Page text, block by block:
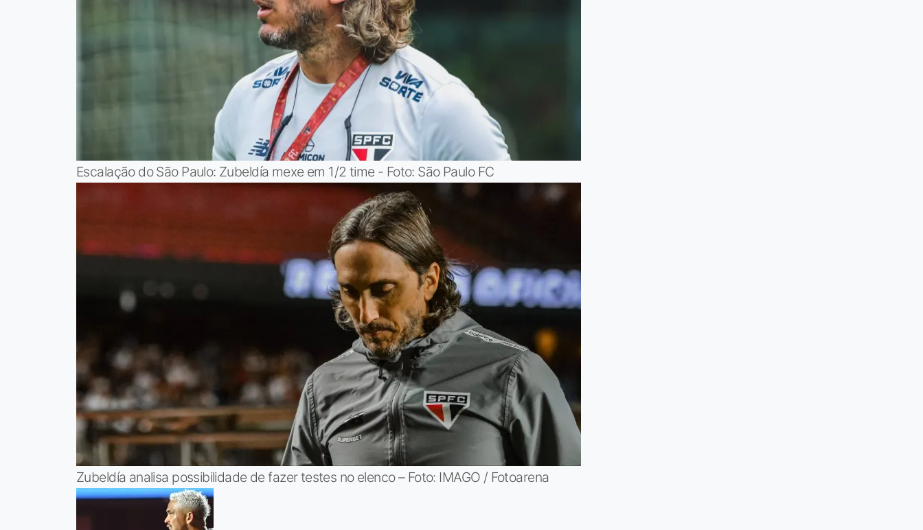
Escalação do São Paulo: Zubeldía mexe em 1/2 time - Foto: São Paulo FC
Zubeldía analisa possibilidade de fazer testes no elenco – Foto: IMAGO / Fotoarena